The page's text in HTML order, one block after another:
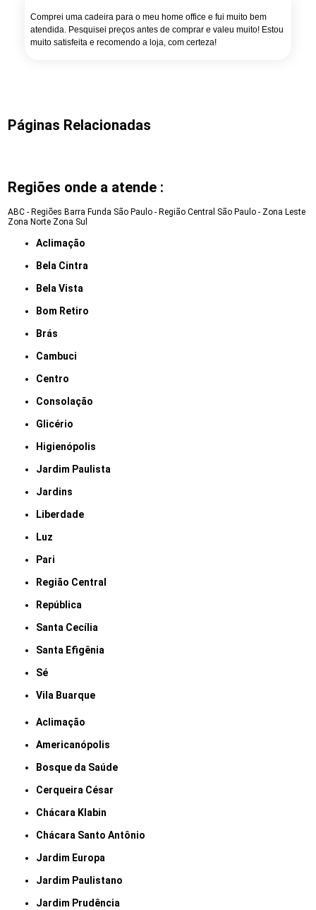
Comprei uma cadeira para o meu home office e fui muito bem
atendida. Pesquisei preços antes de comprar e valeu muito! Estou
muito satisfeita e recomendo a loja, com certeza!
Páginas Relacionadas
Regiões onde a atende :
ABC - Regiões Barra Funda São Paulo - Região Central São Paulo - Zona Leste
Zona Norte Zona Sul
Aclimação
Bela Cintra
Bela Vista
Bom Retiro
Brás
Cambuci
Centro
Consolação
Glicério
Higienópolis
Jardim Paulista
Jardins
Liberdade
Luz
Pari
Região Central
República
Santa Cecília
Santa Efigênia
Sé
Vila Buarque
Aclimação
Americanópolis
Bosque da Saúde
Cerqueira César
Chácara Klabin
Chácara Santo Antônio
Jardim Europa
Jardim Paulistano
Jardim Prudência